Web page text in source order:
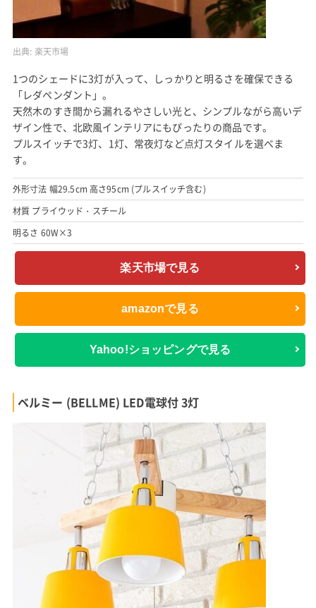
出典: 楽天市場
1つのシェードに3灯が入って、しっかりと明るさを確保できる
「レダペンダント」。
天然木のすき間から漏れるやさしい光と、シンプルながら高いデ
ザイン性で、北欧風インテリアにもぴったりの商品です。
プルスイッチで3灯、1灯、常夜灯など点灯スタイルを選べま
す。
外形寸法 幅29.5cm 高さ95cm (プルスイッチ含む)
材質 プライウッド・スチール
明るさ 60W×3
楽天市場で見る
amazonで見る
Yahoo!ショッピングで見る
ベルミー (BELLME) LED電球付 3灯